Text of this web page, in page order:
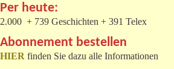
Per heute:
2.000 + 739 Geschichten + 391 Telex
Abonnement bestellen
HIER finden Sie dazu alle Informationen